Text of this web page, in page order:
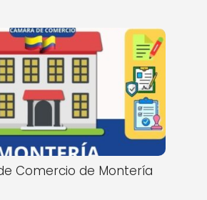
Comercio de Montería